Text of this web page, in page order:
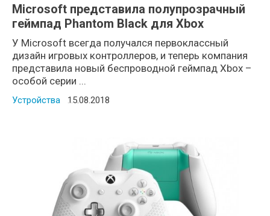
Microsoft представила полупрозрачный
геймпад Phantom Black для Xbox
У Microsoft всегда получался первоклассный
дизайн игровых контроллеров, и теперь компания
представила новый беспроводной геймпад Xbox –
особой серии ...
Устройства Posted on
15.08.2018